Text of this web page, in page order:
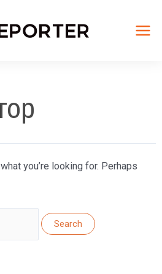
you’re looking for. Perhaps